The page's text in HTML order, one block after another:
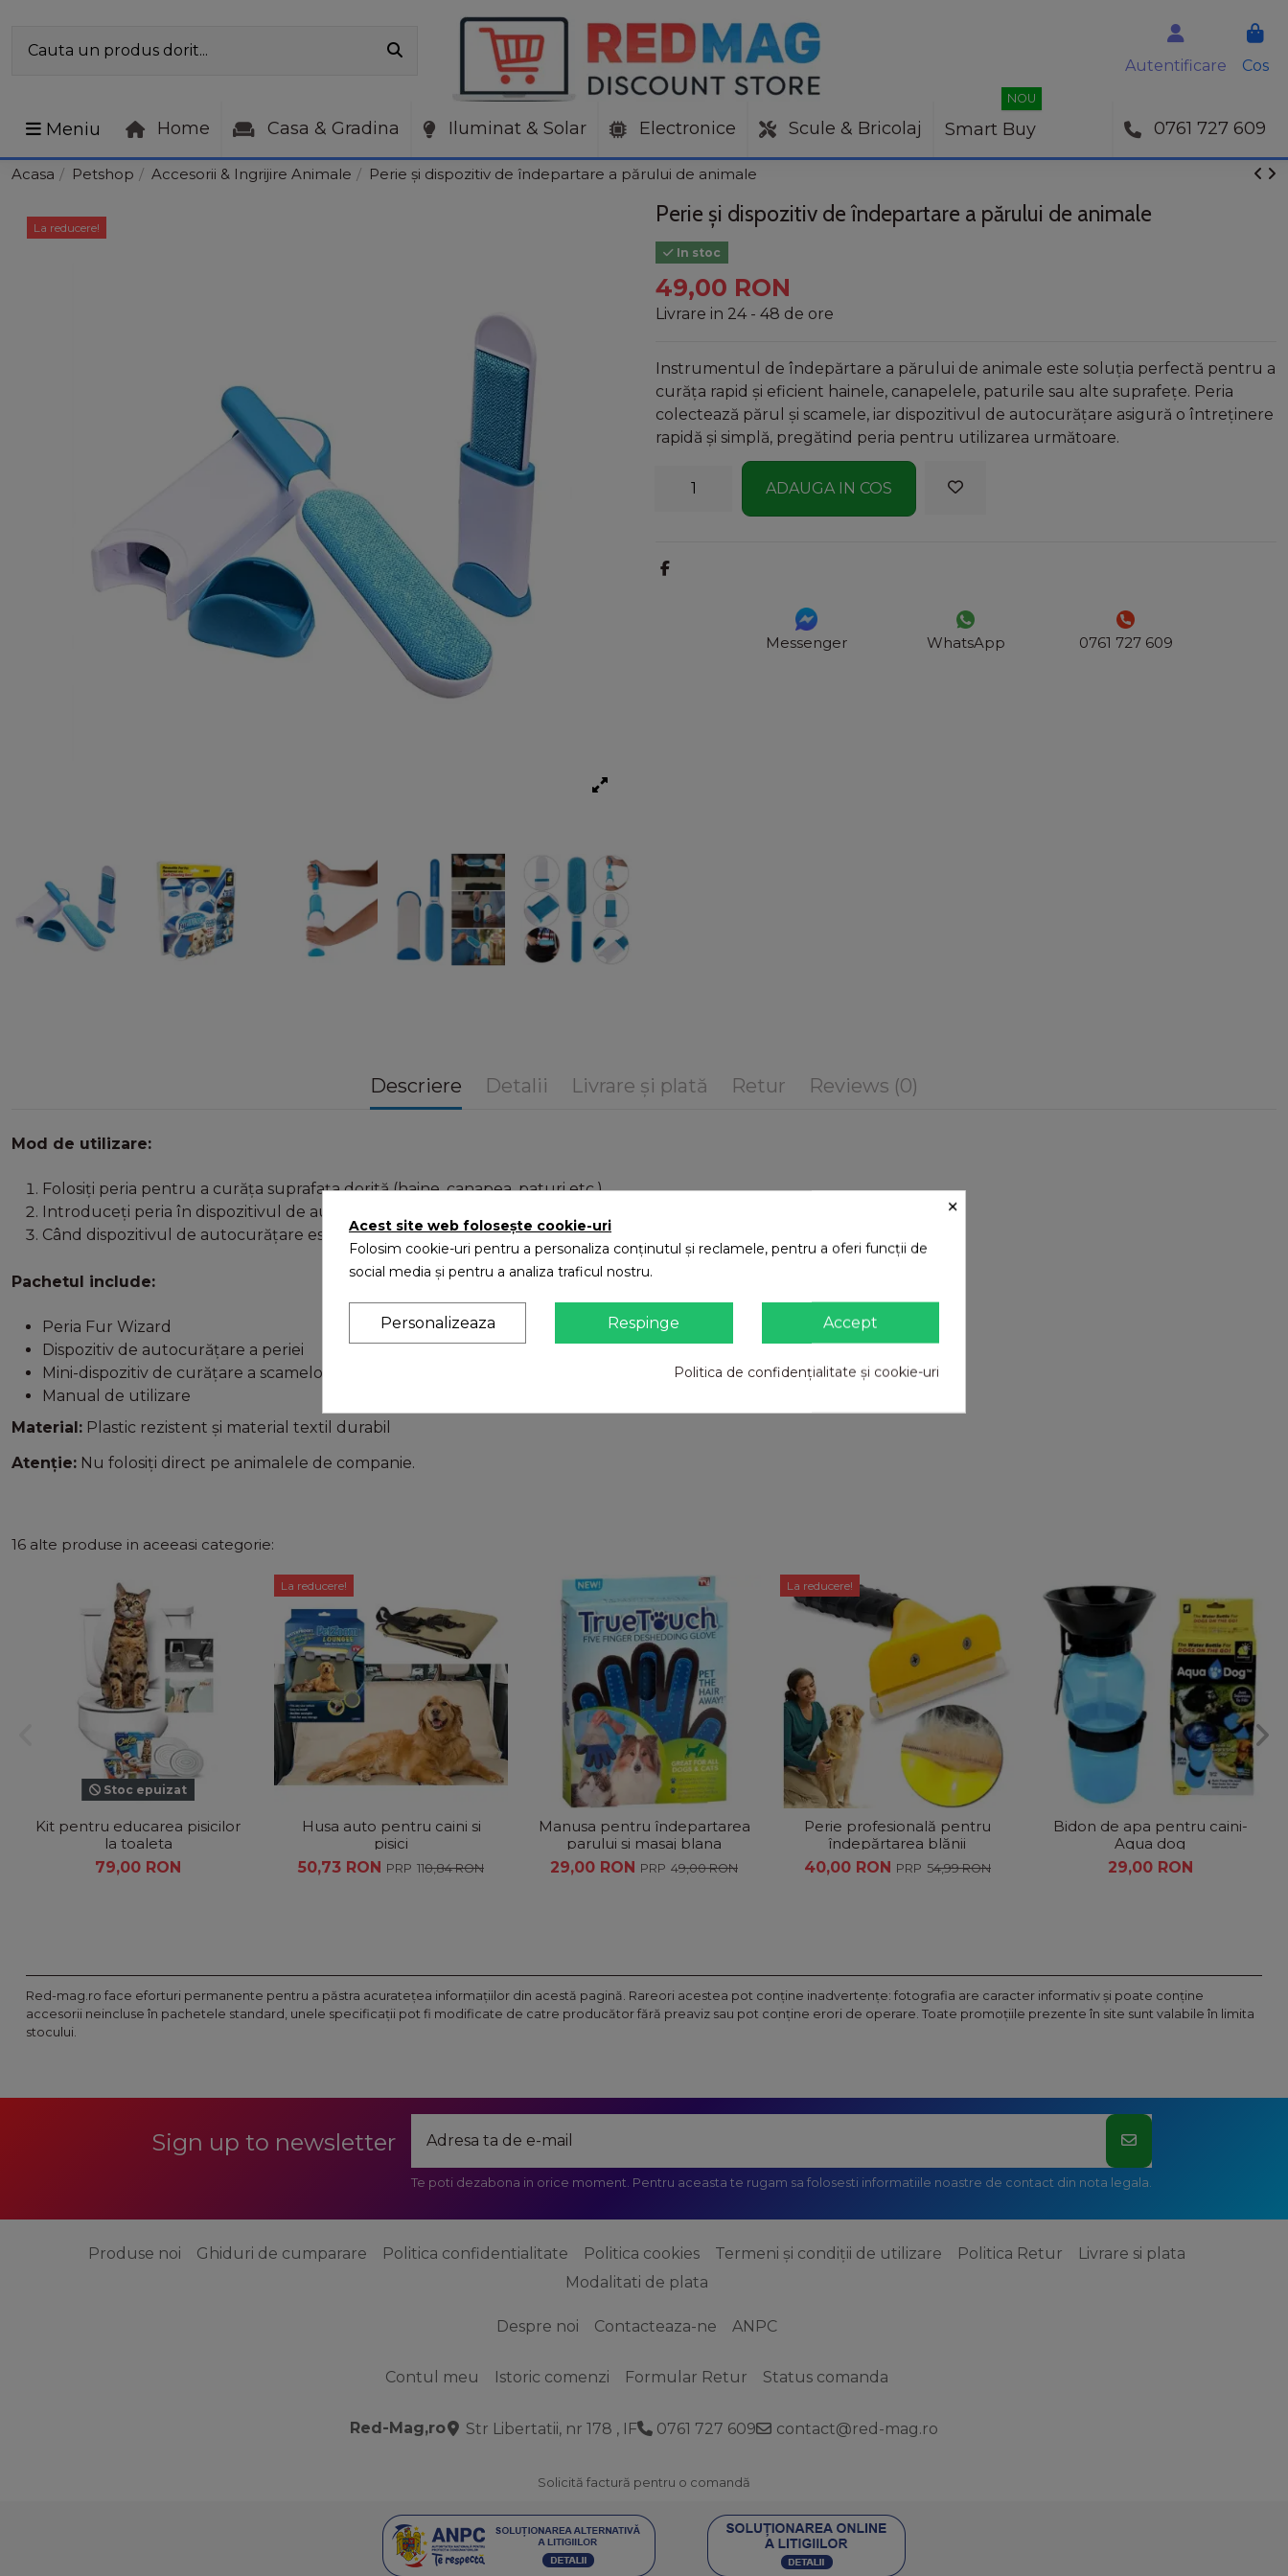
Autentificare Cos
Meniu Home Casa & Gradina Iluminat & Solar Electronice Scule & Bricolaj Smart Buy
NOU
0761 727 609
Acasa Petshop Accesorii & Ingrijire Animale Perie și dispozitiv de îndepartare a părului de animale
La reducere!
Perie și dispozitiv de îndepartare a părului de animale
In stoc
49,00 RON
Livrare in 24 - 48 de ore
Instrumentul de îndepărtare a părului de animale este soluția perfectă pentru a
curăța rapid și eficient hainele, canapelele, paturile sau alte suprafețe. Peria
colectează părul și scamele, iar dispozitivul de autocurățare asigură o întreținere
rapidă și simplă, pregătind peria pentru utilizarea următoare.
ADAUGA IN COS
Messenger WhatsApp 0761 727 609
Descriere Detalii Livrare și plată Retur Reviews (0)
Mod de utilizare:
Folosiți peria pentru a curăța suprafața dorită (haine, canapea, paturi etc.).
Introduceți peria în dispozitivul de autocurățare; aceasta se va curăța automat și va fi gata de folosire din nou.
Când dispozitivul de autocurățare este plin, scoateți partea inferioară și curățați părul/scamele adunate.
Pachetul include:
Peria Fur Wizard
Dispozitiv de autocurățare a periei
Mini-dispozitiv de curățare a scamelor pentru călătorii
Manual de utilizare
Material: Plastic rezistent și material textil durabil
Atenție: Nu folosiți direct pe animalele de companie.
16 alte produse in aceeasi categorie:
Stoc epuizat
Kit pentru educarea pisicilor
la toaleta
79,00 RON
La reducere!
Husa auto pentru caini si
pisici
50,73 RON
110,84 RON
Manusa pentru îndepartarea
parului și masaj blana
animale
29,00 RON 49,00 RON
La reducere!
Perie profesională pentru
îndepărtarea blănii
animalelor
40,00 RON 54,99 RON
Bidon de apa pentru caini-
Aqua dog
29,00 RON
Red-mag.ro face eforturi permanente pentru a păstra acurateţea informaţiilor din acestă pagină. Rareori acestea pot conţine inadvertenţe: fotografia are caracter informativ şi poate conţine
accesorii neincluse în pachetele standard, unele specificaţii pot fi modificate de catre producător fără preaviz sau pot conţine erori de operare. Toate promoţiile prezente în site sunt valabile în limita
stocului.
Sign up to newsletter
Te poti dezabona in orice moment. Pentru aceasta te rugam sa folosesti informatiile noastre de contact din nota legala.
Produse noi Ghiduri de cumparare Politica confidentialitate Politica cookies Termeni și condiții de utilizare Politica Retur
Livrare si plata
Modalitati de plata
Despre noi Contacteaza-ne ANPC
Contul meu Istoric comenzi Formular Retur Status comanda
Red-Mag,ro Str Libertatii, nr 178 , IF 0761 727 609 contact@red-mag.ro
Solicită factură pentru o comandă
×
Acest site web folosește cookie-uri
Folosim cookie-uri pentru a personaliza conținutul și reclamele, pentru a oferi funcții de
social media și pentru a analiza traficul nostru.
Personalizeaza Respinge Accept
Politica de confidențialitate și cookie-uri